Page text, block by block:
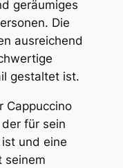
geräumiges
Die
ausreichend
gestaltet ist.
Cappuccino
für sein
und eine
seinem